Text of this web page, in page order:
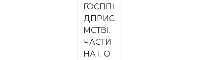
ГОСППІ
ДПРИЄ
МСТВІ.
ЧАСТИ
НА I. О